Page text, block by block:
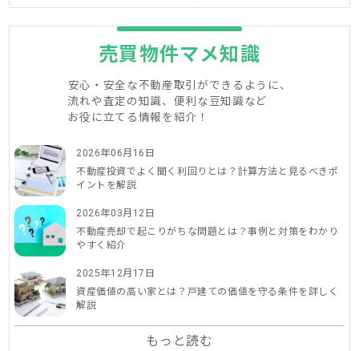
売買物件マメ知識
安心・安全な不動産取引ができるように、
流れや査定の知識、便利な豆知識など
お役に立てる情報を紹介！
2026年06月16日
不動産投資でよく聞く利回りとは？計算方法と見るべきポ
イントを解説
2026年03月12日
不動産売却で起こりがちな問題とは？事例と対策をわかり
やすく紹介
2025年12月17日
資産価値の高い家とは？戸建ての価値を守る条件を詳しく
解説
もっと読む